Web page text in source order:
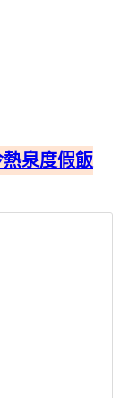
泉度假飯